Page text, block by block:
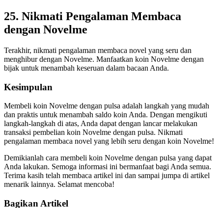
25. Nikmati Pengalaman Membaca
dengan Novelme
Terakhir, nikmati pengalaman membaca novel yang seru dan
menghibur dengan Novelme. Manfaatkan koin Novelme dengan
bijak untuk menambah keseruan dalam bacaan Anda.
Kesimpulan
Membeli koin Novelme dengan pulsa adalah langkah yang mudah
dan praktis untuk menambah saldo koin Anda. Dengan mengikuti
langkah-langkah di atas, Anda dapat dengan lancar melakukan
transaksi pembelian koin Novelme dengan pulsa. Nikmati
pengalaman membaca novel yang lebih seru dengan koin Novelme!
Demikianlah cara membeli koin Novelme dengan pulsa yang dapat
Anda lakukan. Semoga informasi ini bermanfaat bagi Anda semua.
Terima kasih telah membaca artikel ini dan sampai jumpa di artikel
menarik lainnya. Selamat mencoba!
Bagikan Artikel